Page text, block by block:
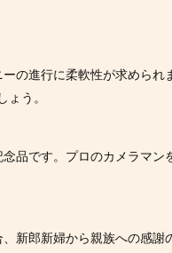
の進行に柔軟性が求められ
ょう。
品です。プロのカメラマン
新郎新婦から親族への感